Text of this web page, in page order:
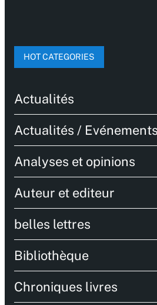
HOT CATEGORIES
Actualités
Actualités / Evénements
Analyses et opinions
Auteur et editeur
belles lettres
Bibliothèque
Chroniques livres